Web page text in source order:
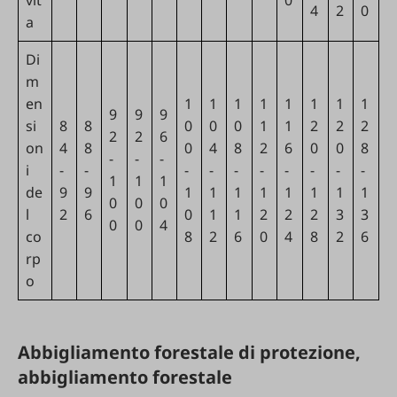
a
4
2
0
Di
m
en
si
on
i
de
l
co
rp
o
8
4
-
9
2
8
8
-
9
6
9
2
-
1
0
0
9
2
-
1
0
0
9
6
-
1
0
4
1
0
0
-
1
0
8
1
0
4
-
1
1
2
1
0
8
-
1
1
6
1
1
2
-
1
2
0
1
1
6
-
1
2
4
1
2
0
-
1
2
8
1
2
0
-
1
3
2
1
2
8
-
1
3
6
Abbigliamento forestale di protezione,
abbigliamento forestale